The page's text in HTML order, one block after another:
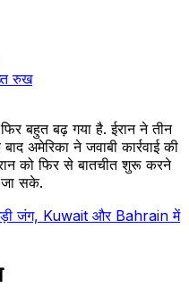
रुख
बहुत बढ़ गया है. ईरान ने तीन
अमेरिका ने जवाबी कार्रवाई की
को फिर से बातचीत शुरू करने
जा सके.
जंग, Kuwait और Bahrain में